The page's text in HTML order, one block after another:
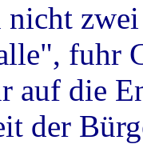
zwei
fuhr
auf die
der